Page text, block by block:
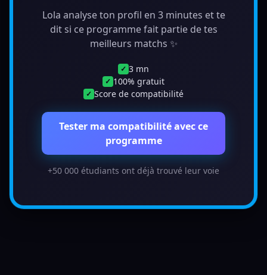
Lola analyse ton profil en 3 minutes et te
dit si ce programme fait partie de tes
meilleurs matchs ✨
✓ 3 mn
✓ 100% gratuit
✓ Score de compatibilité
Tester ma compatibilité avec ce
programme
+50 000 étudiants ont déjà trouvé leur voie